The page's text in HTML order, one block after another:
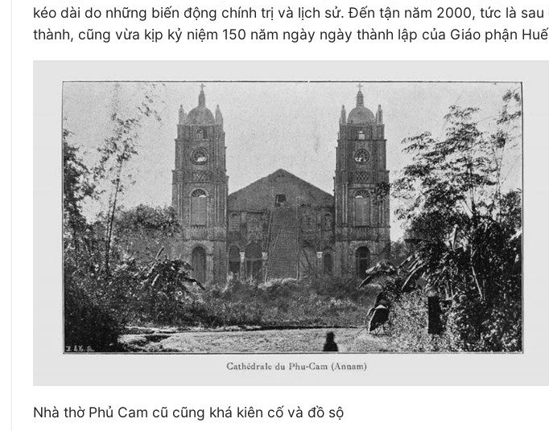
kéo dài do những biến động chính trị và lịch sử. Đến tận năm 2000, tức là
thành, cũng vừa kịp kỷ niệm 150 năm ngày ngày thành lập của Giáo phận
Nhà thờ Phủ Cam cũ cũng khá kiên cố và đồ sộ